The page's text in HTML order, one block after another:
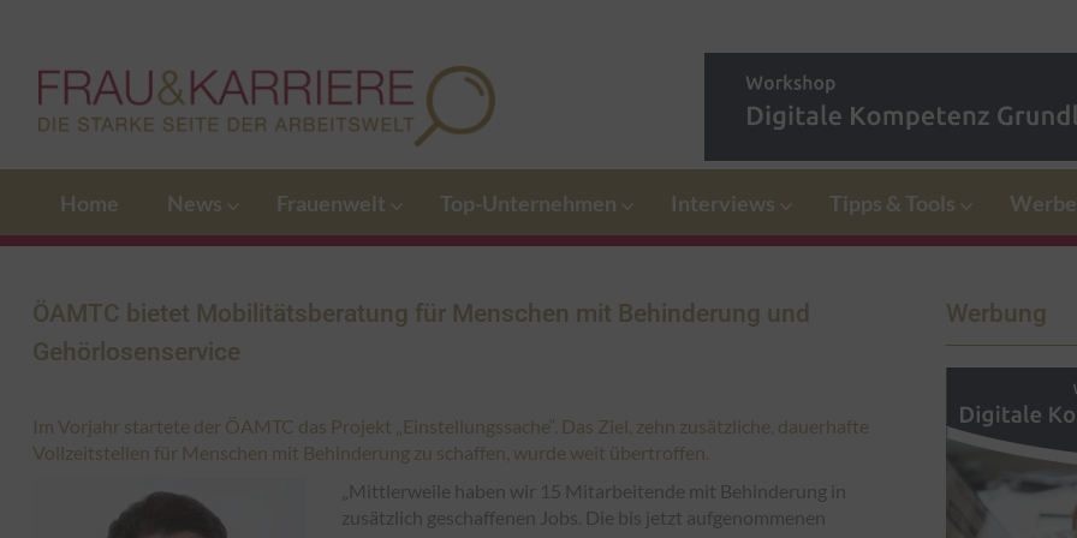
Home News Frauenwelt Top-Unternehmen Interviews Tipps & Tools
ÖAMTC bietet Mobilitätsberatung für Menschen mit Behinderung und
Gehörlosenservice
Im Vorjahr startete der ÖAMTC das Projekt „Einstellungssache“. Das Ziel, zehn zusätzliche, dauerhafte
Vollzeitstellen für Menschen mit Behinderung zu schaffen, wurde weit übertroffen.
„Mittlerweile haben wir 15 Mitarbeitende mit Behinderung in
zusätzlich geschaffenen Jobs. Die bis jetzt aufgenommenen
Werbung